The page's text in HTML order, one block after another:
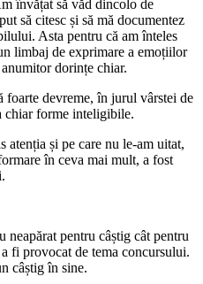
învățat să văd dincolo de
să citesc și să mă documentez
Asta pentru că am înteles
limbaj de exprimare a emoțiilor
dorințe chiar.
foarte devreme, în jurul vârstei de
chiar forme inteligibile.
atenția și pe care nu le-am uitat,
în ceva mai mult, a fost
pentru câștig cât pentru
fi provocat de tema concursului.
câștig în sine.